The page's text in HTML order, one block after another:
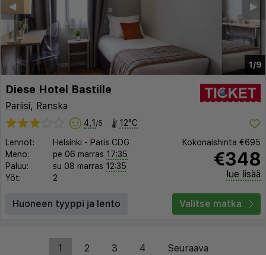
1/9
▶︎
◀︎
Diese Hotel Bastille
Pariisi, Ranska
4,1 /5 12°C
Lennot: Helsinki - Paris CDG
Meno:
pe 06 marras 17:35
Paluu:
su 08 marras 12:35
Yöt:
2
Kokonaishinta €695
€348
lue lisää
Huoneen tyyppi ja lento Valitse matka
1 2 3 4 Seuraava